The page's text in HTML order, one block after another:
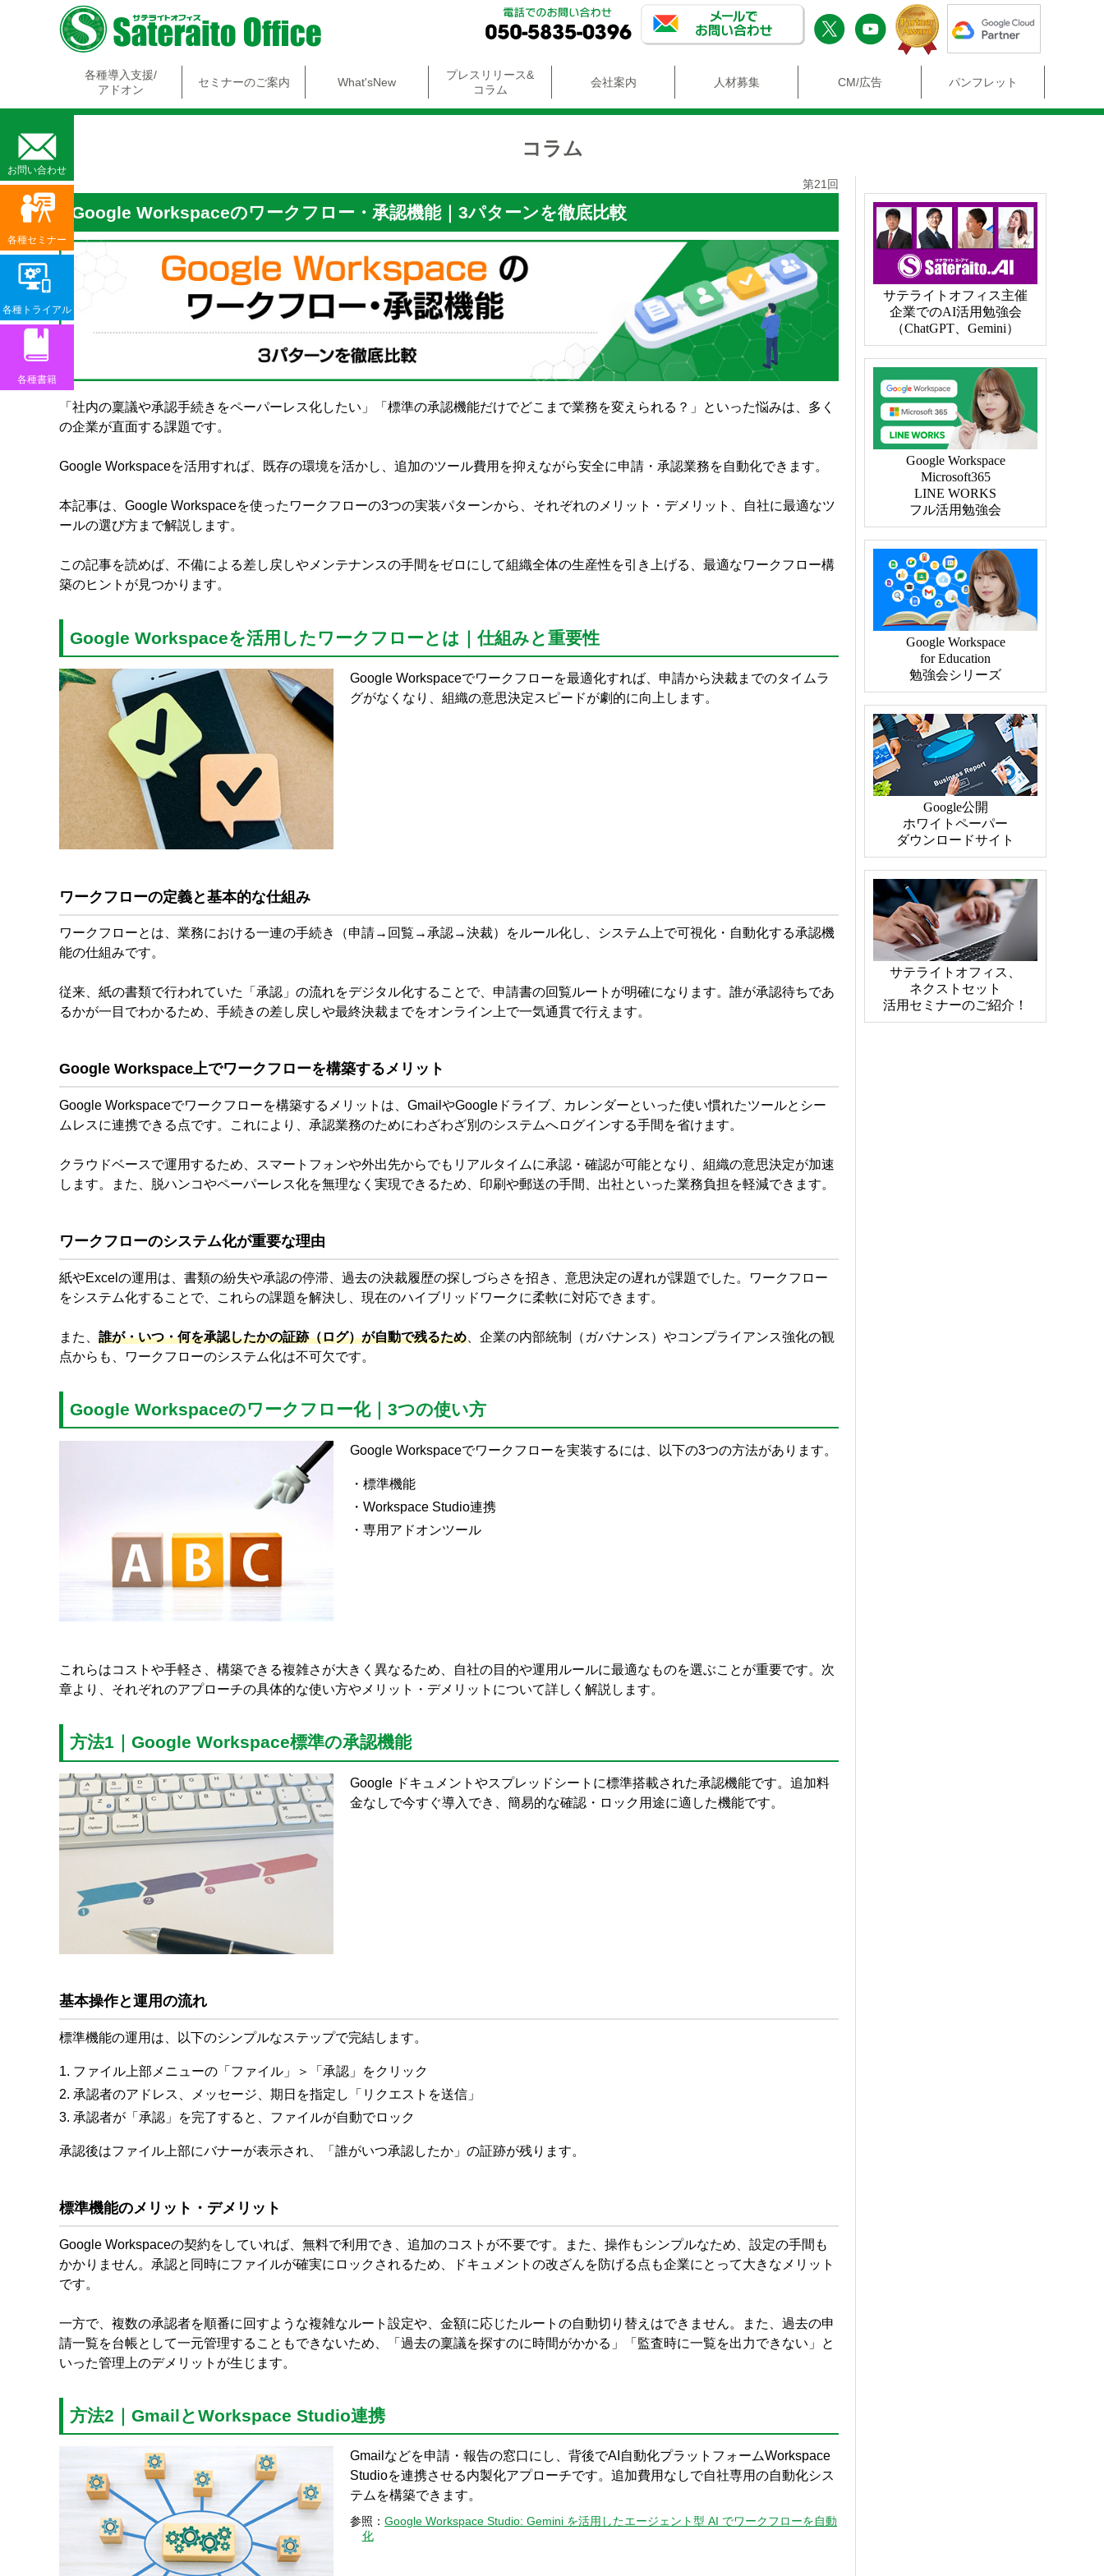
お問い合わせ
各種セミナー
各種トライアル
各種書籍
各種導入支援/
アドオン
セミナーのご案内 What'sNew
プレスリリース&
コラム
会社案内 人材募集 CM/広告 パンフレット
コラム
第21回
Google Workspaceのワークフロー・承認機能｜3パターンを徹底比較
「社内の稟議や承認手続きをペーパーレス化したい」「標準の承認機能だけでどこまで業務を変えられる？」といった悩みは、多く
の企業が直面する課題です。
Google Workspaceを活用すれば、既存の環境を活かし、追加のツール費用を抑えながら安全に申請・承認業務を自動化できます。
本記事は、Google Workspaceを使ったワークフローの3つの実装パターンから、それぞれのメリット・デメリット、自社に最適なツ
ールの選び方まで解説します。
この記事を読めば、不備による差し戻しやメンテナンスの手間をゼロにして組織全体の生産性を引き上げる、最適なワークフロー構
築のヒントが見つかります。
Google Workspaceを活用したワークフローとは｜仕組みと重要性
Google Workspaceでワークフローを最適化すれば、申請から決裁までのタイムラ
グがなくなり、組織の意思決定スピードが劇的に向上します。
ワークフローの定義と基本的な仕組み
ワークフローとは、業務における一連の手続き（申請→回覧→承認→決裁）をルール化し、システム上で可視化・自動化する承認機
能の仕組みです。
従来、紙の書類で行われていた「承認」の流れをデジタル化することで、申請書の回覧ルートが明確になります。誰が承認待ちであ
るかが一目でわかるため、手続きの差し戻しや最終決裁までをオンライン上で一気通貫で行えます。
Google Workspace上でワークフローを構築するメリット
Google Workspaceでワークフローを構築するメリットは、GmailやGoogleドライブ、カレンダーといった使い慣れたツールとシー
ムレスに連携できる点です。これにより、承認業務のためにわざわざ別のシステムへログインする手間を省けます。
クラウドベースで運用するため、スマートフォンや外出先からでもリアルタイムに承認・確認が可能となり、組織の意思決定が加速
します。また、脱ハンコやペーパーレス化を無理なく実現できるため、印刷や郵送の手間、出社といった業務負担を軽減できます。
ワークフローのシステム化が重要な理由
紙やExcelの運用は、書類の紛失や承認の停滞、過去の決裁履歴の探しづらさを招き、意思決定の遅れが課題でした。ワークフロー
をシステム化することで、これらの課題を解決し、現在のハイブリッドワークに柔軟に対応できます。
また、 誰が・いつ・何を承認したかの証跡（ログ）が自動で残るため 、企業の内部統制（ガバナンス）やコンプライアンス強化の観
点からも、ワークフローのシステム化は不可欠です。
Google Workspaceのワークフロー化｜3つの使い方
Google Workspaceでワークフローを実装するには、以下の3つの方法があります。
・標準機能
・Workspace Studio連携
・専用アドオンツール
これらはコストや手軽さ、構築できる複雑さが大きく異なるため、自社の目的や運用ルールに最適なものを選ぶことが重要です。次
章より、それぞれのアプローチの具体的な使い方やメリット・デメリットについて詳しく解説します。
方法1｜Google Workspace標準の承認機能
Google ドキュメントやスプレッドシートに標準搭載された承認機能です。追加料
金なしで今すぐ導入でき、簡易的な確認・ロック用途に適した機能です。
基本操作と運用の流れ
標準機能の運用は、以下のシンプルなステップで完結します。
1. ファイル上部メニューの「ファイル」＞「承認」をクリック
2. 承認者のアドレス、メッセージ、期日を指定し「リクエストを送信」
3. 承認者が「承認」を完了すると、ファイルが自動でロック
承認後はファイル上部にバナーが表示され、「誰がいつ承認したか」の証跡が残ります。
標準機能のメリット・デメリット
Google Workspaceの契約をしていれば、無料で利用でき、追加のコストが不要です。また、操作もシンプルなため、設定の手間も
かかりません。承認と同時にファイルが確実にロックされるため、ドキュメントの改ざんを防げる点も企業にとって大きなメリット
です。
一方で、複数の承認者を順番に回すような複雑なルート設定や、金額に応じたルートの自動切り替えはできません。また、過去の申
請一覧を台帳として一元管理することもできないため、「過去の稟議を探すのに時間がかかる」「監査時に一覧を出力できない」と
いった管理上のデメリットが生じます。
方法2｜GmailとWorkspace Studio連携
Gmailなどを申請・報告の窓口にし、背後でAI自動化プラットフォームWorkspace
Studioを連携させる内製化アプローチです。追加費用なしで自社専用の自動化シス
テムを構築できます。
参照：Google Workspace Studio: Gemini を活用したエージェント型 AI でワークフローを自動
化